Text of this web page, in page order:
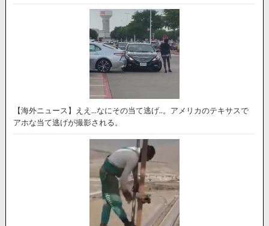
【海外ニュース】ええ…なにその当て逃げ..。アメリカのテキサスで
アホな当て逃げが撮影される。